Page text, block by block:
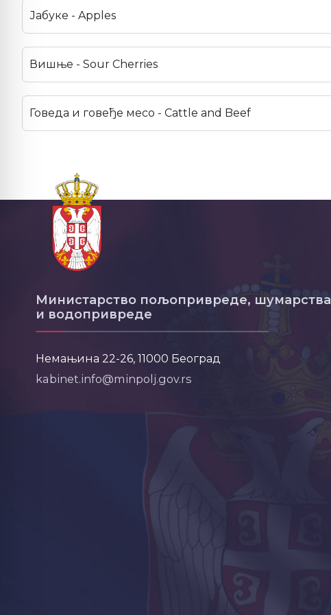
Јабуке - Apples
Вишње - Sour Cherries
Говеда и говеђе месо - Cattle and Beef
Министарство пољопривреде, шумарства
и водопривреде
Немањина 22-26, 11000 Београд
kabinet.info@minpolj.gov.rs